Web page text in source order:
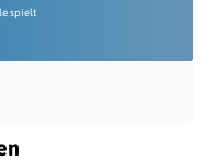
spielt